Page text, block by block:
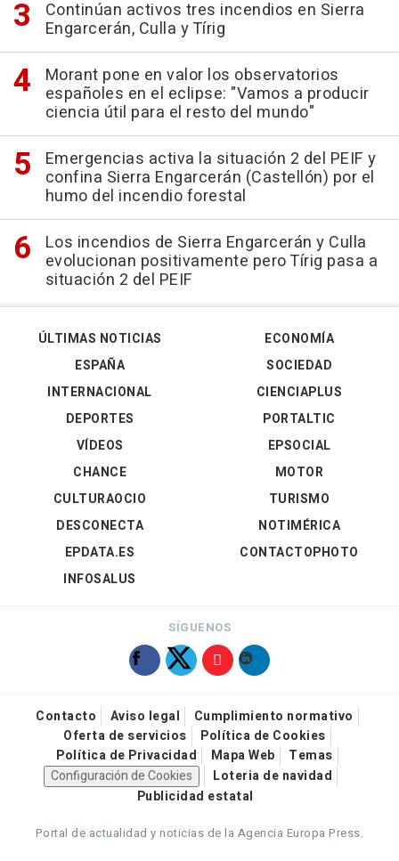
Continúan activos tres incendios en Sierra
Engarcerán, Culla y Tírig
Morant pone en valor los observatorios
españoles en el eclipse: "Vamos a producir
ciencia útil para el resto del mundo"
Emergencias activa la situación 2 del PEIF y
confina Sierra Engarcerán (Castellón) por el
humo del incendio forestal
Los incendios de Sierra Engarcerán y Culla
evolucionan positivamente pero Tírig pasa a
situación 2 del PEIF
ÚLTIMAS NOTICIAS
ESPAÑA
INTERNACIONAL
DEPORTES
VÍDEOS
ECONOMÍA
SOCIEDAD
CIENCIAPLUS
PORTALTIC
EPSOCIAL
CHANCE
CULTURAOCIO
DESCONECTA
EPDATA.ES
INFOSALUS
MOTOR
TURISMO
NOTIMÉRICA
CONTACTOPHOTO
SÍGUENOS
Contacto Aviso legal
Cumplimiento normativo
Oferta de servicios
Política de Cookies
Política de Privacidad
Mapa Web
Temas
Configuración de Cookies
Loteria de navidad
Publicidad estatal
Portal de actualidad y noticias de la Agencia Europa Press.